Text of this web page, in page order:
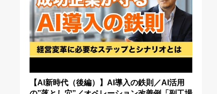
【AI新時代（後編）】AI導入の鉄則／AI活用